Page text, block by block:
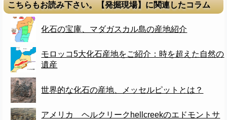
こちらもお読み下さい。【発掘現場】に関連したコラム
化石の宝庫、マダガスカル島の産地紹介
モロッコ5大化石産地をご紹介：時を超えた自然の
遺産
世界的な化石の産地、メッセルピットとは？
アメリカ ヘルクリークhellcreekのエドモントサ